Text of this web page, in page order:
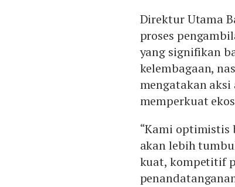
Direktur Utama
proses
yang signifikan
kelembagaan,
mengatakan
memperkuat
“Kami optimistis
akan lebih
kuat, kompetitif